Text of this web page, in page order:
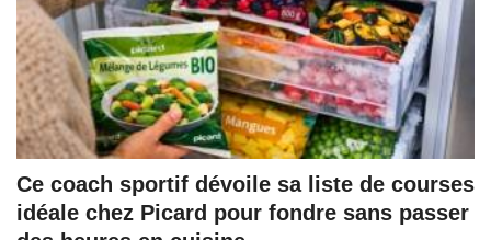
Ce coach sportif dévoile sa liste de courses
idéale chez Picard pour fondre sans passer